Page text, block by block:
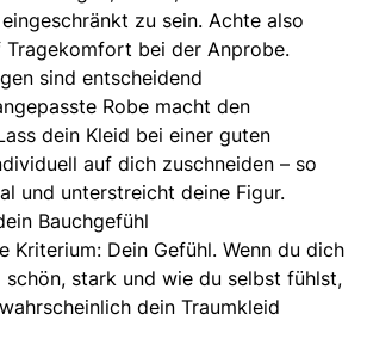
zu sein. Achte also
Tragekomfort bei der Anprobe.
sind entscheidend
Robe macht den
dein Kleid bei einer guten
auf dich zuschneiden – so
und unterstreicht deine Figur.
Bauchgefühl
Kriterium: Dein Gefühl. Wenn du dich
schön, stark und wie du selbst fühlst,
dein Traumkleid